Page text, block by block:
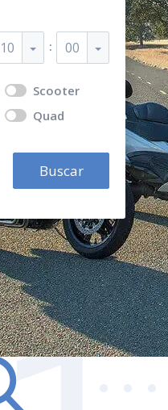
10 : 00
Scooter
Quad
Buscar